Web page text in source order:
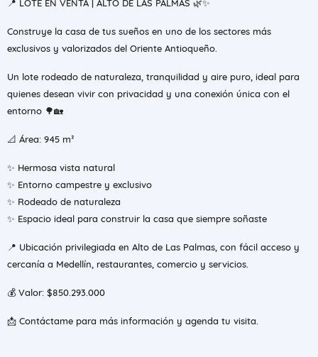
📍 LOTE EN VENTA | ALTO DE LAS PALMAS 🌿✨
Construye la casa de tus sueños en uno de los sectores más
exclusivos y valorizados del Oriente Antioqueño.
Un lote rodeado de naturaleza, tranquilidad y aire puro, ideal para
quienes desean vivir con privacidad y una conexión única con el
entorno 🌳🏡
📐 Área: 945 m²
✨ Hermosa vista natural
✨ Entorno campestre y exclusivo
✨ Rodeado de naturaleza
✨ Espacio ideal para construir la casa que siempre soñaste
📍 Ubicación privilegiada en Alto de Las Palmas, con fácil acceso y
cercanía a Medellín, restaurantes, comercio y servicios.
💰 Valor: $850.293.000
📩 Contáctame para más información y agenda tu visita.